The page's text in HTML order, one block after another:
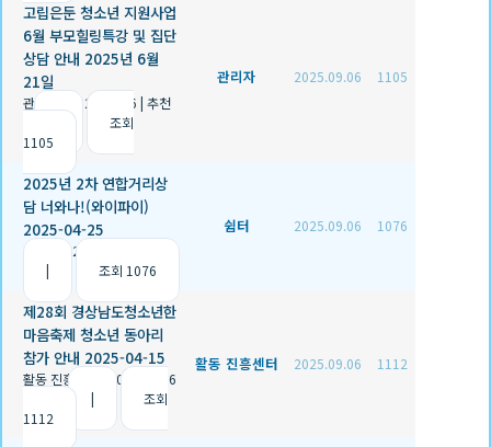
고립은둔 청소년 지원사업
6월 부모힐링특강 및 집단
상담 안내 2025년 6월
21일
관리자 2025.09.06 | 추천
조회
1105
관리자 2025.09.06 1105
2025년 2차 연합거리상
담 너와나!(와이파이)
2025-04-25
2025.09.06
|
조회 1076
쉼터 2025.09.06 1076
제28회 경상남도청소년한
마음축제 청소년 동아리
참가 안내 2025-04-15
활동 진흥센터
2025.09.06
|
조회
1112
활동 진흥센터 2025.09.06 1112